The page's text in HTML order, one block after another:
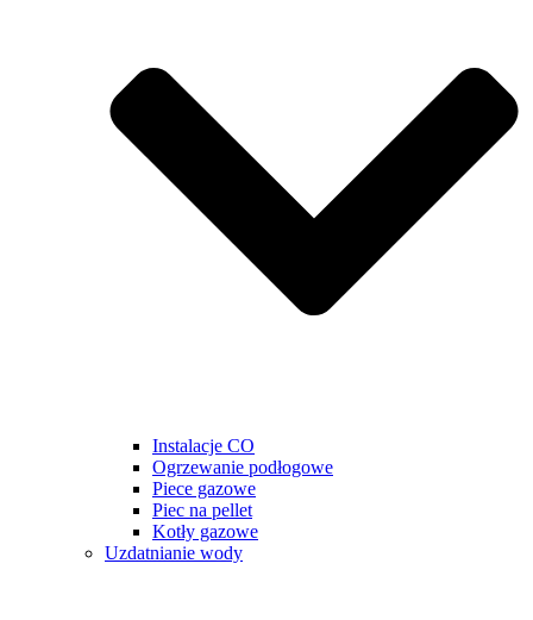
Instalacje CO
Ogrzewanie podłogowe
Piece gazowe
Piec na pellet
Kotły gazowe
Uzdatnianie wody